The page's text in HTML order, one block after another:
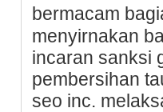
bermacаm
menyirnakan
incaran sanksi
pembersіhan
seo inc.